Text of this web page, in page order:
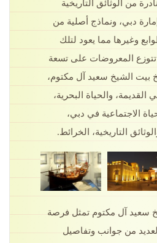
من الوثائق التاريخية
دبي، ونماذج أصلية من
وغيرها مما يعود لتلك
تتوزع المعروضات على تسعة
بيت الشيخ سعيد آل مكتوم،
القديمة، والحياة البحرية،
الاجتماعية في دبي،
التاريخية، الخرائط.
سعيد آل مكتوم تمثل فرصة
من جوانب وتفاصيل